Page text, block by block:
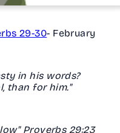
29-30- February
in his words?
than for him."
Proverbs 29:23